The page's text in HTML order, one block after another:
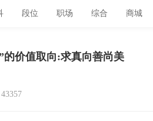
段位 职场 综合 商城
的价值取向:求真向善尚美
43357